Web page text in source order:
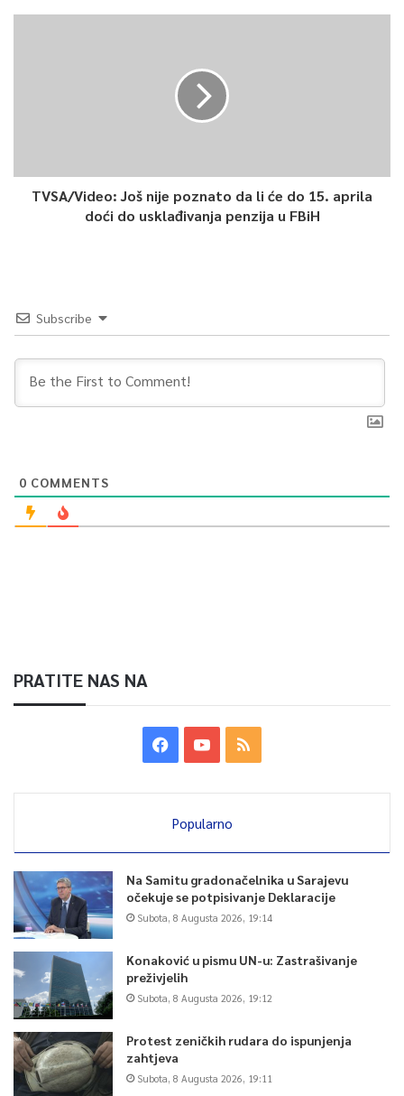
još mnogo mjesta za napredak.
0
Article Rating
TVSA/Video: Još nije poznato da li će do 15. aprila
doći do usklađivanja penzija u FBiH
Subscribe
0 COMMENTS
PRATITE NAS NA
Popularno
Na Samitu gradonačelnika u Sarajevu
očekuje se potpisivanje Deklaracije
Subota, 8 Augusta 2026, 19:14
Konaković u pismu UN-u: Zastrašivanje
preživjelih
Subota, 8 Augusta 2026, 19:12
Protest zeničkih rudara do ispunjenja
zahtjeva
Subota, 8 Augusta 2026, 19:11